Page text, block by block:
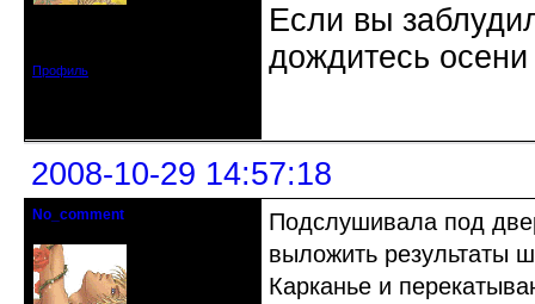
Профиль
Если вы
дождитесь
2008-10-29 14:57:18
No_comment
Подслушивала под
выложить результаты
Карканье и